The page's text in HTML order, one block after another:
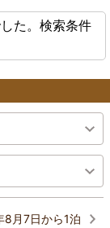
た。検索条件
8月7日から1泊